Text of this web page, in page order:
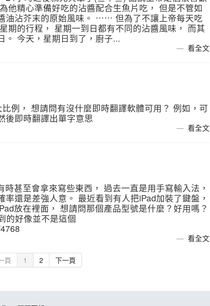
他精心準備好吃的沾醬配合生魚片吃， 但是不管如
油沾芥末的原始風味。 ⋯⋯ 但為了不讓上帝每天吃
期的行程， 星期一到日都有不同的沾醬風味， 而其
。 今天，星期日到了，廚子...
看全文
例， 想請問有沒什麼即時翻譯軟體可用？ 例如，可
後即時翻譯出單字意思
看全文
甚至會拿來寫些東西， 過去一直是用手寫輸入法，
還是差強人意。 最近看到有人把iPad加裝了鍵盤，
放在裡面， 想請問那個產品型號是什麼？好用嗎？
的好像並不是這個
看全文
頁 1 2 下一頁